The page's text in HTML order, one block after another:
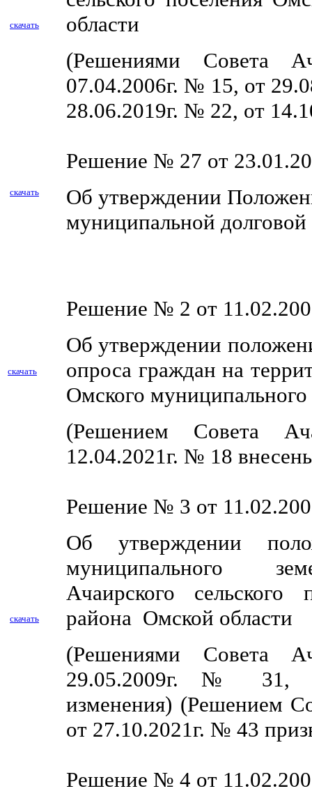
скачать
области
(Решениями Совета
07.04.2006г. № 15, от
28.06.2019г. № 22, от
скачать
Решение № 27 от
Об утверждении
муниципальной долговой
скачать
Решение № 2 от
Об утверждении
опроса граждан на
Омского
(Решением Совета
12.04.2021г. № 18
скачать
Решение № 3 от
Об утверждении
муниципального
Ачаирского сельского
района Омской области
(Решениями Совета
29.05.2009г. № 31,
изменения) (Решением
от 27.10.2021г. № 43
Решение № 4 от